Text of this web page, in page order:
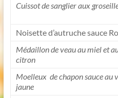
Cuissot de sanglier
Noisette d’autruche sauce
Médaillon de veau au miel et
Moelleux de chapon sauce au